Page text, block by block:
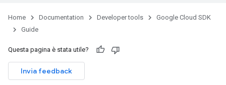
Home Documentation Developer tools
Google Cloud SDK
Guide
Questa pagina è stata utile?
Invia feedback